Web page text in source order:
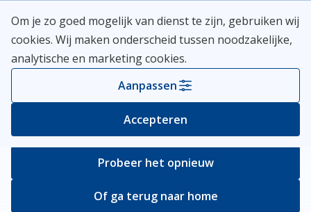
naar
inhoud
Meerlanden Logo
Open
Er ging iets mis
Bij het ophalen van de pagina ging er iets
verkeerd.
Probeer het opnieuw
Of ga terug naar home
Om je zo goed mogelijk van dienst te zijn, gebruiken wij
cookies. Wij maken onderscheid tussen noodzakelijke,
analytische en marketing cookies.
Aanpassen
Accepteren